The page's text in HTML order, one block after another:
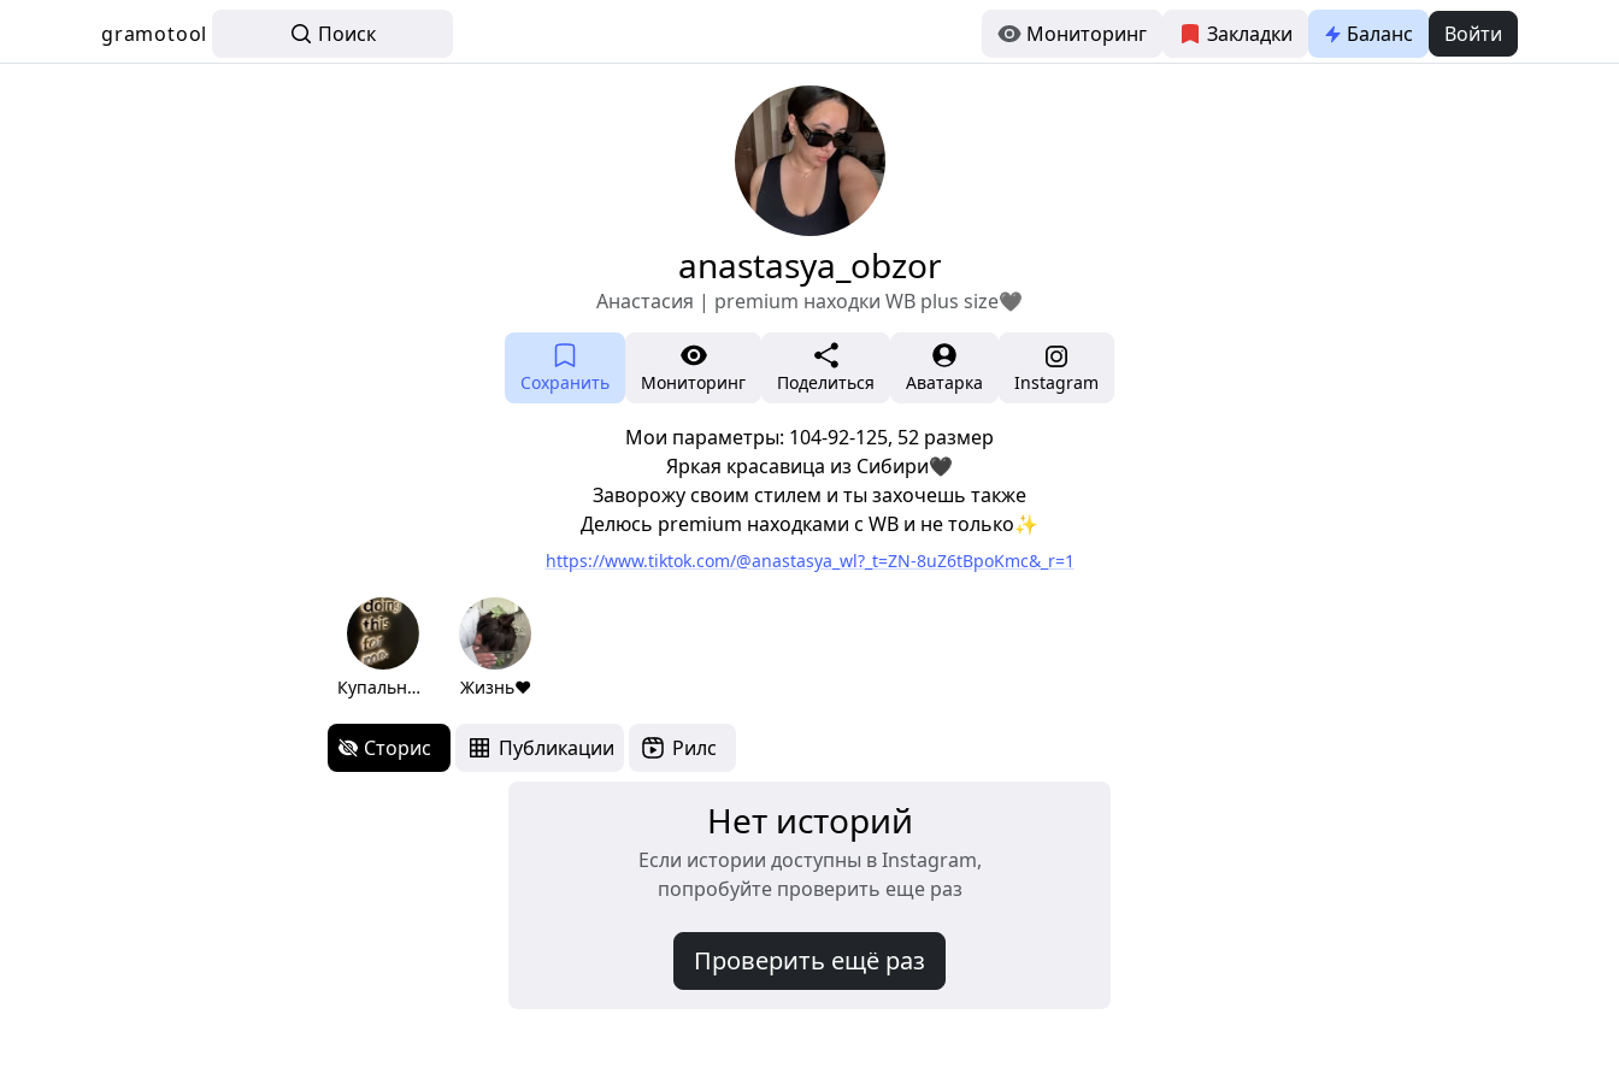
gramotool Поиск Мониторинг Закладки Баланс Войти
anastasya_obzor
Анастасия | premium находки WB plus size🖤
Сохранить Мониторинг Поделиться Аватарка Instagram
Мои параметры: 104-92-125, 52 размер
Яркая красавица из Сибири🖤
Заворожу своим стилем и ты захочешь также
Делюсь premium находками с WB и не только✨
https://www.tiktok.com/@anastasya_wl?_t=ZN-8uZ6tBpoKmc&_r=1
Купальники Жизнь❤️
Сторис Публикации Рилс
Нет историй
Если истории доступны в Instagram,
попробуйте проверить еще раз
Проверить ещё раз